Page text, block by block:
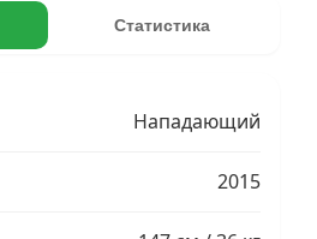
Статистика
Нападающий
2015